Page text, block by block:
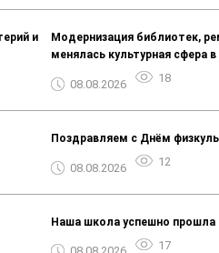
и
Модернизация библиотек,
менялась культурная сфера
08.08.2026 18
Поздравляем с Днём
08.08.2026 12
Наша школа успешно прошла
17